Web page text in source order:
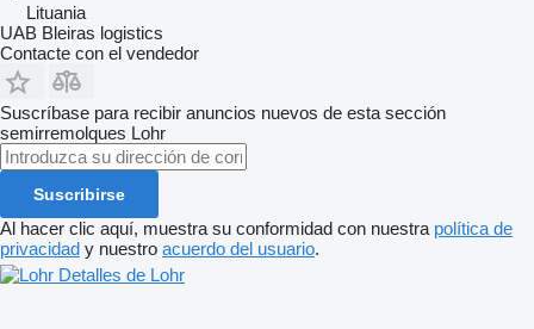
Lituania
UAB Bleiras logistics
Contacte con el vendedor
Suscríbase para recibir anuncios nuevos de esta sección
semirremolques Lohr
Suscribirse
Al hacer clic aquí, muestra su conformidad con nuestra política de
privacidad y nuestro acuerdo del usuario.
Detalles de Lohr